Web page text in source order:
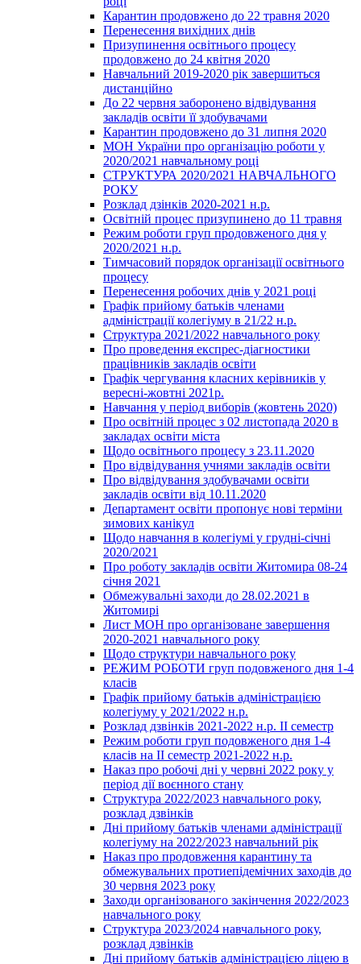
Карантин продовжено до 22 травня 2020
Перенесення вихідних днів
Призупинення освітнього процесу
продовжено до 24 квітня 2020
Навчальний 2019-2020 рік завершиться
дистанційно
До 22 червня заборонено відвідування
закладів освіти її здобувачами
Карантин продовжено до 31 липня 2020
МОН України про організацію роботи у
2020/2021 навчальному році
СТРУКТУРА 2020/2021 НАВЧАЛЬНОГО
РОКУ
Розклад дзінків 2020-2021 н.р.
Освітній процес призупинено до 11 травня
Режим роботи груп продовженого дня у
2020/2021 н.р.
Тимчасовий порядок організації освітнього
процесу
Перенесення робочих днів у 2021 році
Графік прийому батьків членами
адміністрації колегіуму в 21/22 н.р.
Структура 2021/2022 навчального року
Про проведення експрес-діагностики
працівників закладів освіти
Графік чергування класних керівників у
вересні-жовтні 2021р.
Навчання у період виборів (жовтень 2020)
Про освітній процес з 02 листопада 2020 в
закладах освіти міста
Щодо освітнього процесу з 23.11.2020
Про відвідування учнями закладів освіти
Про відвідування здобувачами освіти
закладів освіти від 10.11.2020
Департамент освіти пропонує нові терміни
зимових канікул
Щодо навчання в колегіумі у грудні-січні
2020/2021
Про роботу закладів освіти Житомира 08-24
січня 2021
Обмежувальні заходи до 28.02.2021 в
Житомирі
Лист МОН про організоване завершення
2020-2021 навчального року
Щодо структури навчального року
РЕЖИМ РОБОТИ груп подовженого дня 1-4
класів
Графік прийому батьків адміністрацією
колегіуму у 2021/2022 н.р.
Розклад дзвінків 2021-2022 н.р. ІІ семестр
Режим роботи груп подовженого дня 1-4
класів на ІІ семестр 2021-2022 н.р.
Наказ про робочі дні у червні 2022 року у
період дії воєнного стану
Структура 2022/2023 навчального року,
розклад дзвінків
Дні прийому батьків членами адміністрації
колегіуму на 2022/2023 навчальний рік
Наказ про продовження карантину та
обмежувальних протиепідемічних заходів до
30 червня 2023 року
Заходи організованого закінчення 2022/2023
навчального року
Структура 2023/2024 навчального року,
розклад дзвінків
Дні прийому батьків адміністрацією ліцею в